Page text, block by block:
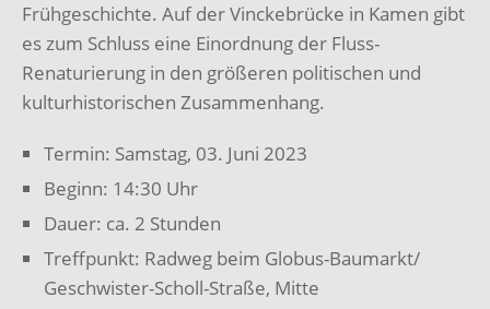
Frühgeschichte. Auf der Vinckebrücke in Kamen gibt
es zum Schluss eine Einordnung der Fluss-
Renaturierung in den größeren politischen und
kulturhistorischen Zusammenhang.
Termin: Samstag, 03. Juni 2023
Beginn: 14:30 Uhr
Dauer: ca. 2 Stunden
Treffpunkt: Radweg beim Globus-Baumarkt/
Geschwister-Scholl-Straße, Mitte